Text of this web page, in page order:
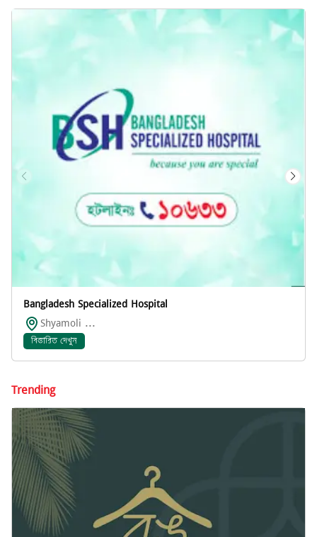
Bangladesh Specialized Hospital
Shyamoli ...
বিস্তারিত দেখুন
Trending